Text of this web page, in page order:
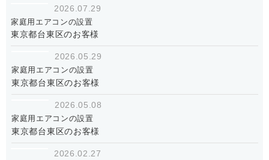
2026.07.29
家庭用エアコンの設置
東京都台東区のお客様
2026.05.29
家庭用エアコンの設置
東京都台東区のお客様
2026.05.08
家庭用エアコンの設置
東京都台東区のお客様
2026.02.27